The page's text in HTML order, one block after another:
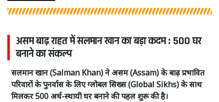
असम बाढ़ राहत में सलमान खान का बड़ा कदम : 500 घर
बनाने का संकल्प
सलमान खान (Salman Khan) ने असम (Assam) के बाढ़ प्रभावित
परिवारों के पुनर्वास के लिए ग्लोबल सिख्स (Global Sikhs) के साथ
मिलकर 500 अर्ध-स्थायी घर बनाने की पहल शुरू की है।